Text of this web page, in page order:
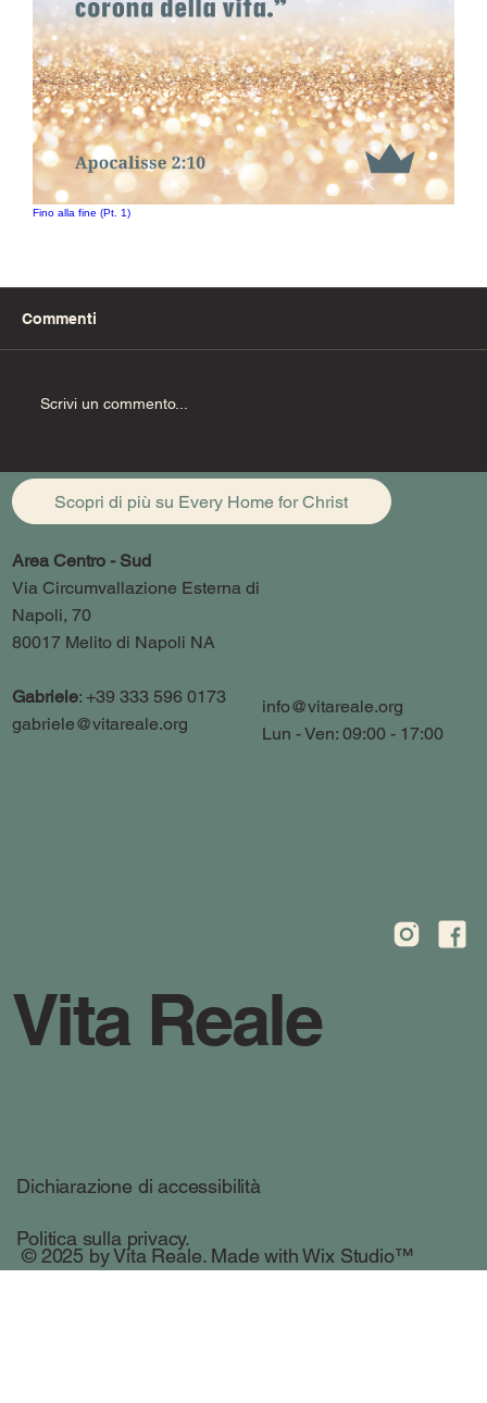
Fino alla fine (Pt. 1)
Commenti
Scrivi un commento...
Scopri di più su Every Home for Christ
Area Centro - Sud
Via Circumvallazione Esterna di
Napoli, 70
80017 Melito di Napoli NA
Gabriele: +39 333 596 0173
gabriele@vitareale.org
info@vitareale.org
Lun - Ven: 09:00 - 17:00
© 2025 by Vita Reale. Made withWix Studio™
Dichiarazione di accessibilità
Politica sulla privacy.
Vita Reale